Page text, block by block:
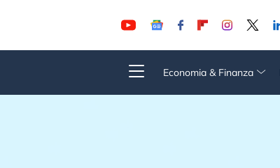
Economia & Finanza